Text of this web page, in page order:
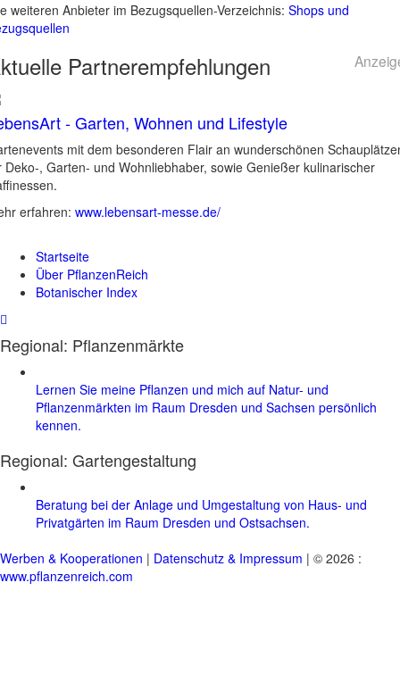
weiteren Anbieter im Bezugsquellen-Verzeichnis: Shops und
Partnerempfehlungen
- Garten, Wohnen und Lifestyle
mit dem besonderen Flair an wunderschönen
Deko-, Garten- und Wohnliebhaber, sowie Genießer kulinarischer
erfahren: www.lebensart-messe.de/
Startseite
Über PflanzenReich
Botanischer Index
Regional: Pflanzenmärkte
Lernen Sie meine Pflanzen und mich auf Natur- und
Pflanzenmärkten im Raum Dresden und Sachsen persönlich
kennen.
Regional: Gartengestaltung
Beratung bei der Anlage und Umgestaltung von Haus- und
Privatgärten im Raum Dresden und Ostsachsen.
Werben & Kooperationen | Datenschutz & Impressum | © 2026 :
www.pflanzenreich.com